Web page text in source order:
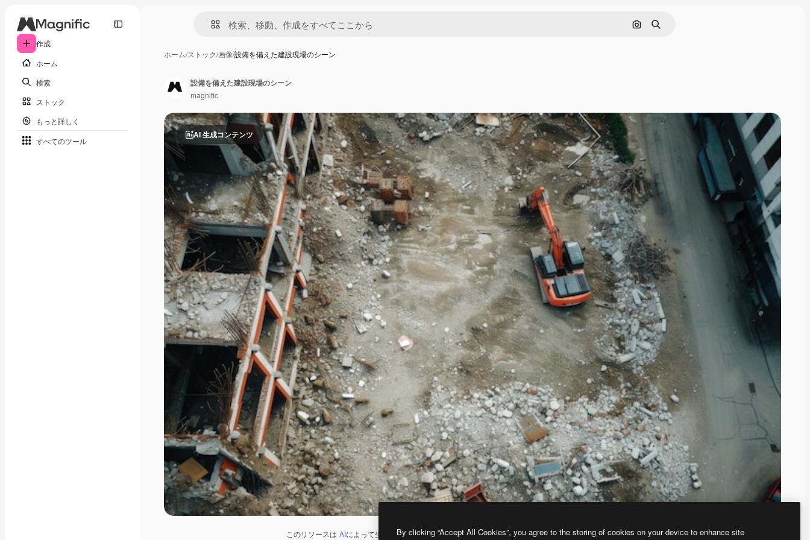
作成
ホーム
検索
ストック
もっと詳しく
すべてのツール
画像で検索
検索
ホーム/ストック/画像/設備を備えた建設現場のシーン
AI 生成コンテンツ
このリソースは AIによって生成されたものです。 AI画像生成ツールを使うと、あなた独自の画像を作成できます。
設備を備えた建設現場のシーン
magnific
By clicking “Accept All Cookies”, you agree to the storing of cookies on your device to enhance site